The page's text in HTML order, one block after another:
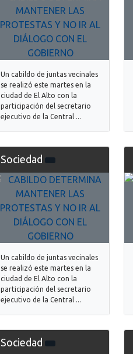
Un cabildo de juntas vecinales
se realizó este martes en la
ciudad de El Alto con la
participación del secretario
ejecutivo de la Central ...
Sociedad
Un cabildo de juntas vecinales
se realizó este martes en la
ciudad de El Alto con la
participación del secretario
ejecutivo de la Central ...
Sociedad